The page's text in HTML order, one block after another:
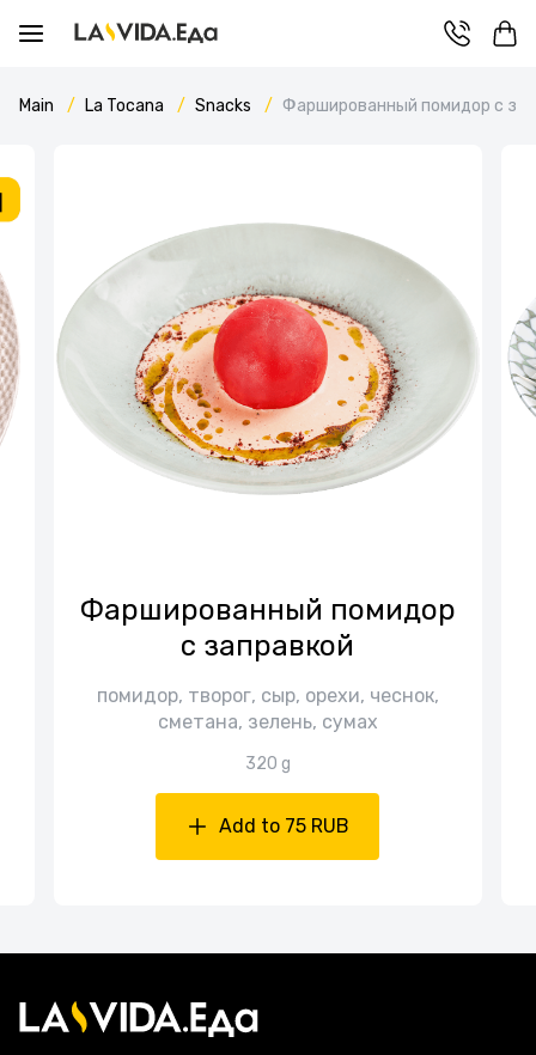
Main La Tocana Snacks Фаршированный помидор с
Фаршированный помидор
с заправкой
помидор, творог, сыр, орехи, чеснок,
сметана, зелень, сумах
320 g
Add to 75 RUB